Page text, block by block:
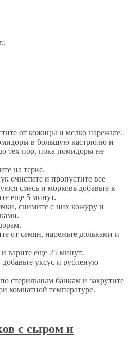
от кожицы и мелко нарежьте.
в большую кастрюлю и
тех пор, пока помидоры не
на терке.
очистите и пропустите все
смесь и морковь добавьте к
еще 5 минут.
снимите с них кожуру и
от семян, нарежьте дольками и
и варите еще 25 минут.
уксус и рубленую
стерильным банкам и закрутите
комнатной температуре.
с сыром и